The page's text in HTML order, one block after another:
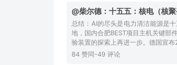
@柴尔德：十五五：核电（核聚
总结：AI的尽头是电力清洁能源是
地，国内合肥BEST项目主机关键部
验装置的探索上再进一步。德国宣
84 赞同-49 评论